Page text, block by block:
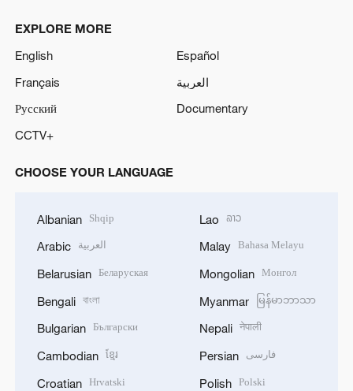
EXPLORE MORE
English
Español
Français
العربية
Русский
Documentary
CCTV+
CHOOSE YOUR LANGUAGE
Albanian Shqip
Arabic العربية
Belarusian Беларуская
Bengali বাংলা
Bulgarian Български
Cambodian ខ្មែរ
Croatian Hrvatski
Lao ລາວ
Malay Bahasa Melayu
Mongolian Монгол
Myanmar မြန်မာဘာသာ
Nepali नेपाली
Persian فارسی
Polish Polski